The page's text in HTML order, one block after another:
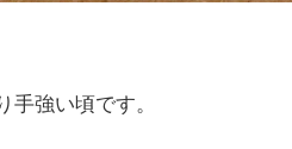
手強い頃です。